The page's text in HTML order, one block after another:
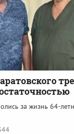
за жизнь 64-